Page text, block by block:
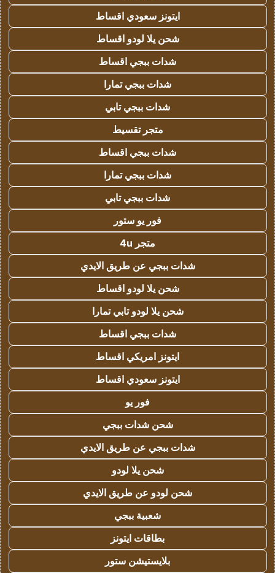
ايتونز سعودي اقساط
شحن يلا لودو اقساط
شدات ببجي اقساط
شدات ببجي تمارا
شدات ببجي تابي
متجر تقسيط
شدات ببجي اقساط
شدات ببجي تمارا
شدات ببجي تابي
فور يو ستور
متجر 4u
شدات ببجي عن طريق الايدي
شحن يلا لودو اقساط
شحن يلا لودو تابي تمارا
شدات ببجي اقساط
ايتونز امريكي اقساط
ايتونز سعودي اقساط
فور يو
شحن شدات ببجي
شدات ببجي عن طريق الايدي
شحن يلا لودو
شحن لودو عن طريق الايدي
شعبية ببجي
بطاقات ايتونز
بلايستيشن ستور